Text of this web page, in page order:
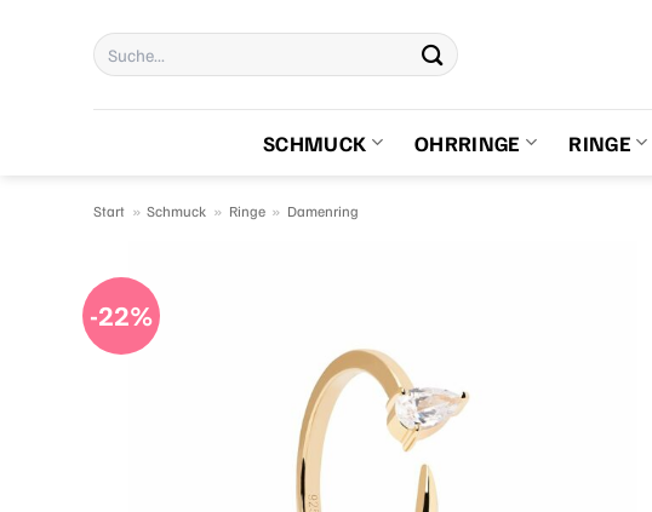
Suchen
nach:
SCHMUCK OHRRINGE RINGE
Start » Schmuck » Ringe » Damenring
-22%